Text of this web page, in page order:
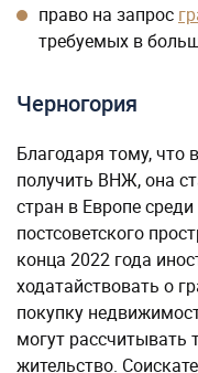
право на запрос
требуемых в
Черногория
Благодаря тому, что
получить ВНЖ, она
стран в Европе
постсоветского
конца 2022 года
ходатайствовать о
покупку
могут рассчитывать
жительство.